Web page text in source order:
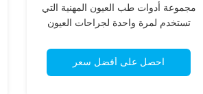
مجموعة أدوات طب العيون المهنية التي
تستخدم لمرة واحدة لجراحات العيون
احصل على أفضل سعر